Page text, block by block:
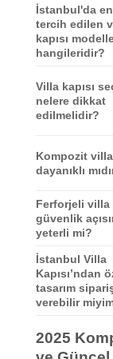
İstanbul'da
tercih edilen
kapısı
hangileridir?
Villa kapısı
nelere dikkat
edilmelidir?
Kompozit villa
dayanıklı
Ferforjeli villa
güvenlik
yeterli mi?
İstanbul Villa
Kapısı’ndan
tasarım
verebilir
2025